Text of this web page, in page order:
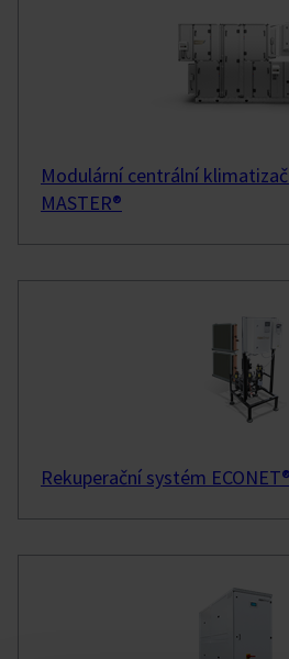
Modulární centrální
MASTER®
Rekuperační systém